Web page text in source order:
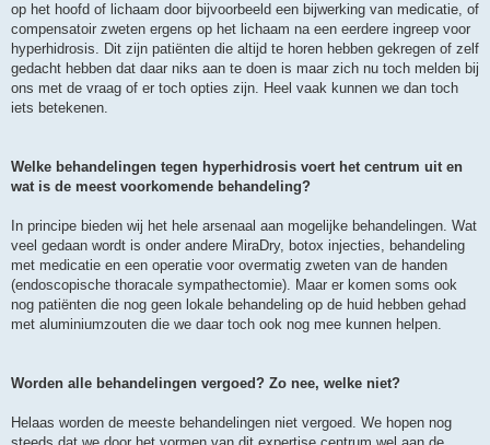
op het hoofd of lichaam door bijvoorbeeld een bijwerking van medicatie, of
compensatoir zweten ergens op het lichaam na een eerdere ingreep voor
hyperhidrosis. Dit zijn patiënten die altijd te horen hebben gekregen of zelf
gedacht hebben dat daar niks aan te doen is maar zich nu toch melden bij
ons met de vraag of er toch opties zijn. Heel vaak kunnen we dan toch
iets betekenen.
Welke behandelingen tegen hyperhidrosis voert het centrum uit en
wat is de meest voorkomende behandeling?
In principe bieden wij het hele arsenaal aan mogelijke behandelingen. Wat
veel gedaan wordt is onder andere MiraDry, botox injecties, behandeling
met medicatie en een operatie voor overmatig zweten van de handen
(endoscopische thoracale sympathectomie). Maar er komen soms ook
nog patiënten die nog geen lokale behandeling op de huid hebben gehad
met aluminiumzouten die we daar toch ook nog mee kunnen helpen.
Worden alle behandelingen vergoed? Zo nee, welke niet?
Helaas worden de meeste behandelingen niet vergoed. We hopen nog